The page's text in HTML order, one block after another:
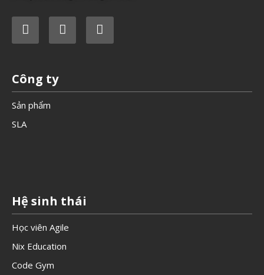
Công ty
Sản phẩm
SLA
Hệ sinh thái
Học viên Agile
Nix Education
Code Gym